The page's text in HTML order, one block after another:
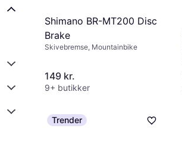
Shimano BR-MT200 Disc
Brake
Skivebremse, Mountainbike
149 kr.
9+ butikker
Trender